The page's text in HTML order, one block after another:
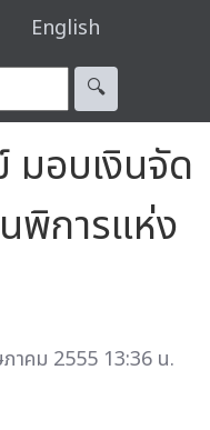
English
🔍︎
มอบเงินจัด
พิการแห่ง
าคม 2555 13:36 น.